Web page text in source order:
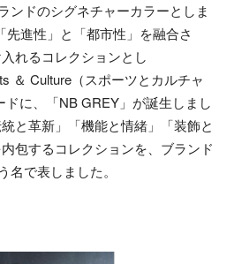
ンドのシグネチャーカラーとしま
先進性」と「都市性」を融合さ
れるコレクションとし
＆ Culture（スポーツとカルチャ
ドに、「NB GREY」が誕生しまし
と革新」「機能と情緒」「装飾と
包するコレクションを、ブランド
名で表しました。